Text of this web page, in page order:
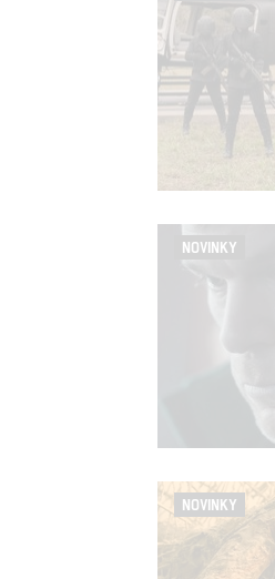
NOVINKY
NOVINKY